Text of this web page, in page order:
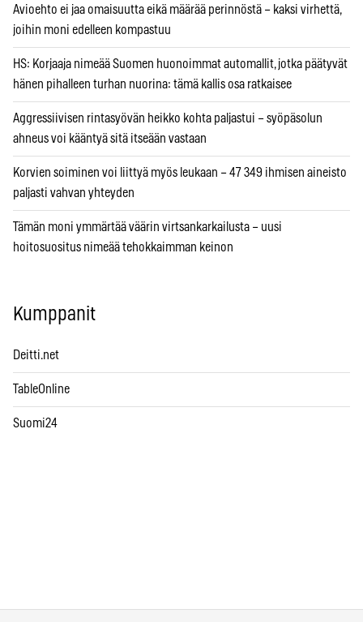
Avioehto ei jaa omaisuutta eikä määrää perinnöstä – kaksi virhettä,
joihin moni edelleen kompastuu
HS: Korjaaja nimeää Suomen huonoimmat automallit, jotka päätyvät
hänen pihalleen turhan nuorina: tämä kallis osa ratkaisee
Aggressiivisen rintasyövän heikko kohta paljastui – syöpäsolun
ahneus voi kääntyä sitä itseään vastaan
Korvien soiminen voi liittyä myös leukaan – 47 349 ihmisen aineisto
paljasti vahvan yhteyden
Tämän moni ymmärtää väärin virtsankarkailusta – uusi
hoitosuositus nimeää tehokkaimman keinon
Kumppanit
Deitti.net
TableOnline
Suomi24